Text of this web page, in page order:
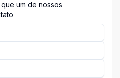
um de nossos